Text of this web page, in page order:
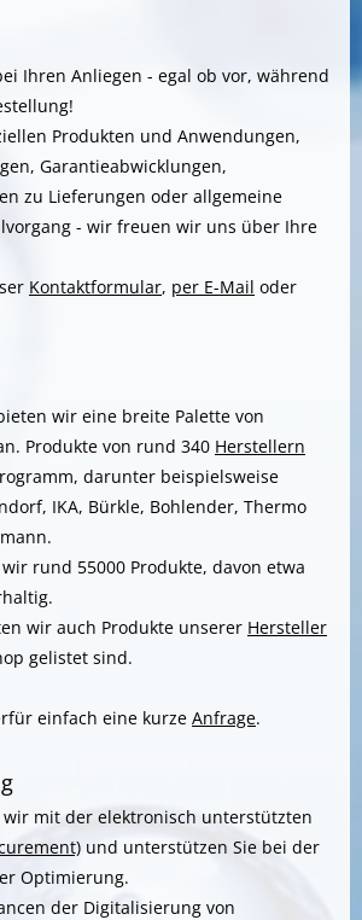
Ihren Anliegen - egal ob vor, während
Produkten und Anwendungen,
Garantieabwicklungen,
zu Lieferungen oder allgemeine
- wir freuen wir uns über Ihre
Kontaktformular, per E-Mail oder
wir eine breite Palette von
Produkte von rund 340 Herstellern
darunter beispielsweise
IKA, Bürkle, Bohlender, Thermo
rund 55000 Produkte, davon etwa
wir auch Produkte unserer Hersteller
gelistet sind.
einfach eine kurze Anfrage.
wir mit der elektronisch unterstützten
und unterstützen Sie bei der
Optimierung.
der Digitalisierung von